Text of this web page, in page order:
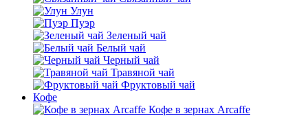
Улун
Пуэр
Зеленый чай
Белый чай
Черный чай
Травяной чай
Фруктовый чай
Кофе
Кофе в зернах Arcaffe